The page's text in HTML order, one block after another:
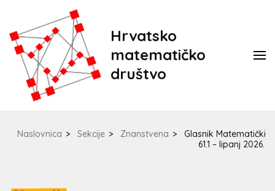
Hrvatsko
matematičko
društvo
Naslovnica > Sekcije > Znanstvena >
Glasnik Matematički
61.1 – lipanj 2026.